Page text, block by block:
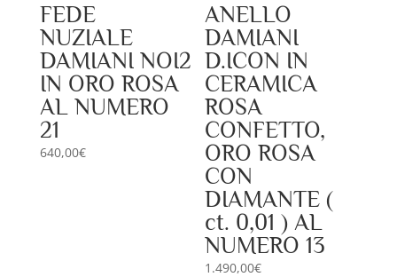
FEDE
NUZIALE
DAMIANI NOI2
IN ORO ROSA
AL NUMERO
21
640,00€
ANELLO
DAMIANI
D.ICON IN
CERAMICA
ROSA
CONFETTO,
ORO ROSA
CON
DIAMANTE (
ct. 0,01 ) AL
NUMERO 13
1.490,00€